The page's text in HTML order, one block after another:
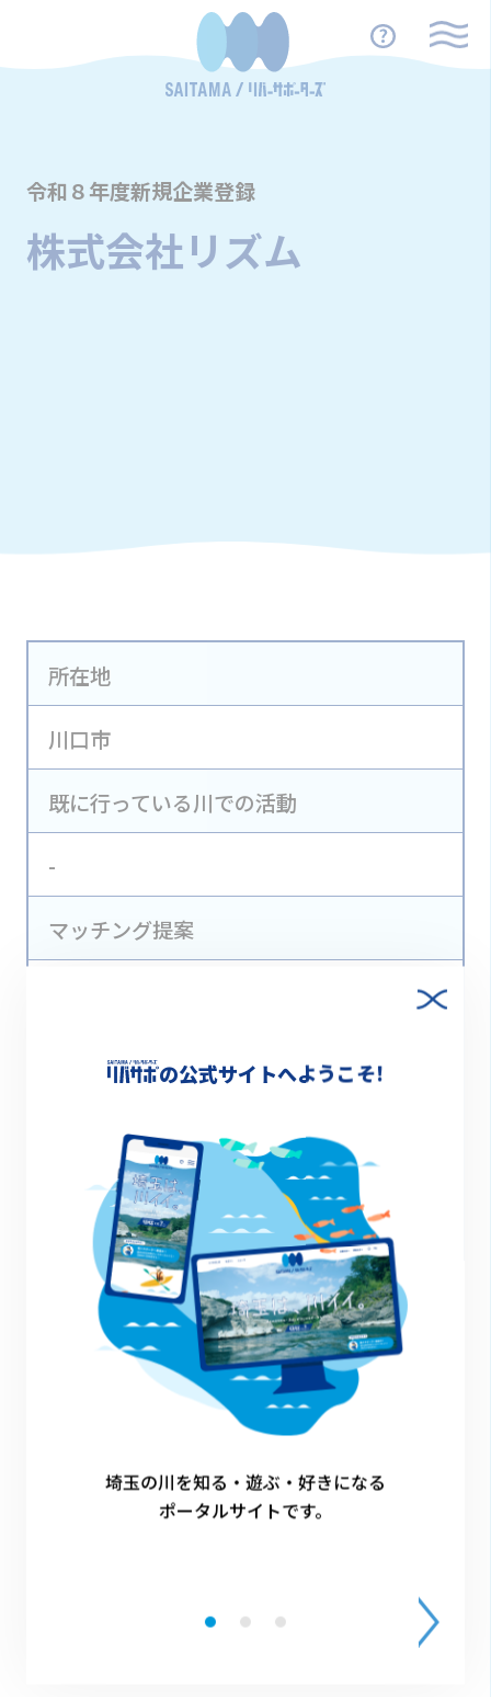
令和８年度新規企業登録
株式会社リズム
所在地
川口市
既に行っている川での活動
-
マッチング提案
清掃活動で出た流木、草等を使って草木染
詳細情報
一覧に戻る
の公式サイトへようこそ!
埼玉の川を知る・遊ぶ・好きになる
ポータルサイトです。